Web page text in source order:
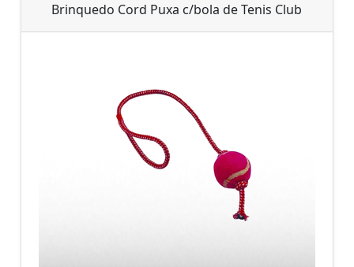
Brinquedo Cord Puxa c/bola de Tenis Club